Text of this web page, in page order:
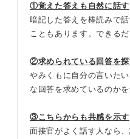
①覚えた答えも自然に話す
暗記した答えを棒読みで
こともあります。できる
②求められている回答を
やみくもに自分の言いた
な回答を求めているのか
③こちらからも共感を示す
面接官がよく話す人なら